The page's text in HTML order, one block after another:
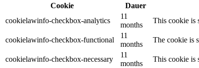
Cookie
Dauer
cookielawinfo-checkbox-analytics
11
months
This cookie is
cookielawinfo-checkbox-functional
11
months
The cookie is
cookielawinfo-checkbox-necessary
11
months
This cookie is